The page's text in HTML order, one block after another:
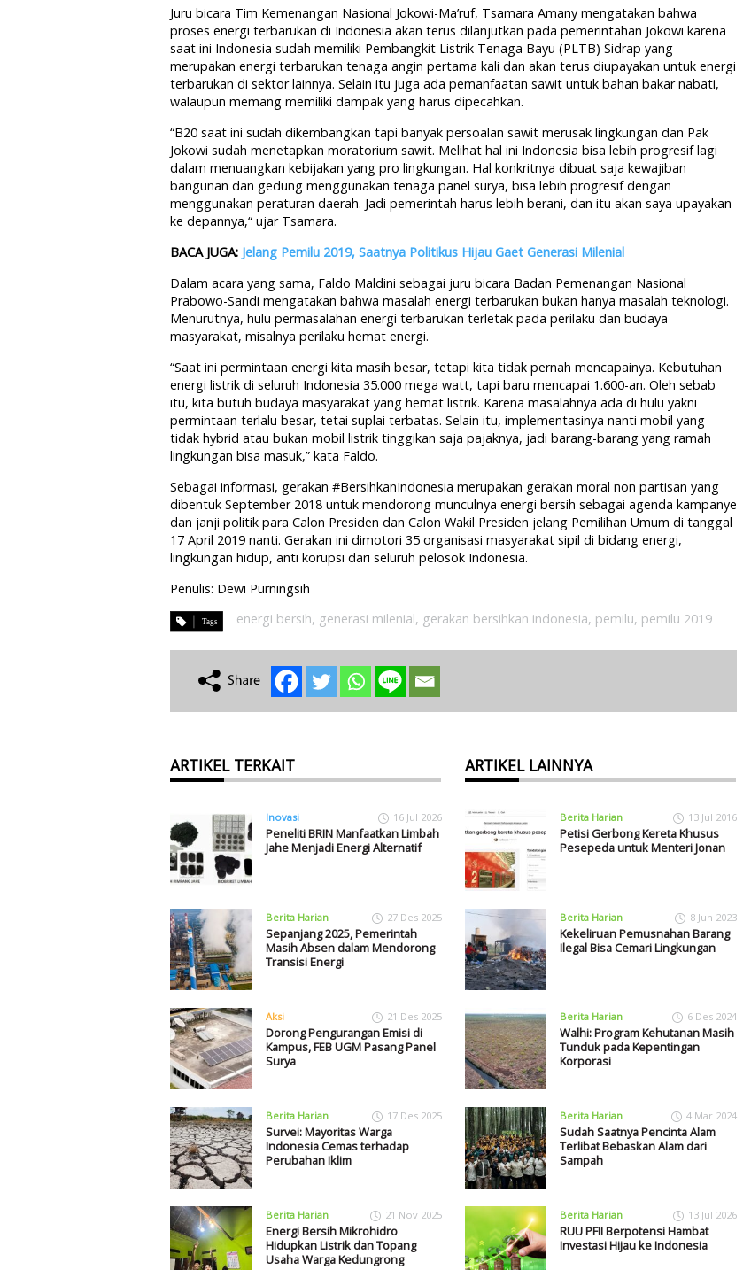
Juru bicara Tim Kemenangan Nasional Jokowi-Ma’ruf, Tsamara Amany mengatakan bahwa
proses energi terbarukan di Indonesia akan terus dilanjutkan pada pemerintahan Jokowi karena
saat ini Indonesia sudah memiliki Pembangkit Listrik Tenaga Bayu (PLTB) Sidrap yang
merupakan energi terbarukan tenaga angin pertama kali dan akan terus diupayakan untuk energi
terbarukan di sektor lainnya. Selain itu juga ada pemanfaatan sawit untuk bahan bakar nabati,
walaupun memang memiliki dampak yang harus dipecahkan.
“B20 saat ini sudah dikembangkan tapi banyak persoalan sawit merusak lingkungan dan Pak
Jokowi sudah menetapkan moratorium sawit. Melihat hal ini Indonesia bisa lebih progresif lagi
dalam menuangkan kebijakan yang pro lingkungan. Hal konkritnya dibuat saja kewajiban
bangunan dan gedung menggunakan tenaga panel surya, bisa lebih progresif dengan
menggunakan peraturan daerah. Jadi pemerintah harus lebih berani, dan itu akan saya upayakan
ke depannya,“ ujar Tsamara.
BACA JUGA: Jelang Pemilu 2019, Saatnya Politikus Hijau Gaet Generasi Milenial
Dalam acara yang sama, Faldo Maldini sebagai juru bicara Badan Pemenangan Nasional
Prabowo-Sandi mengatakan bahwa masalah energi terbarukan bukan hanya masalah teknologi.
Menurutnya, hulu permasalahan energi terbarukan terletak pada perilaku dan budaya
masyarakat, misalnya perilaku hemat energi.
“Saat ini permintaan energi kita masih besar, tetapi kita tidak pernah mencapainya. Kebutuhan
energi listrik di seluruh Indonesia 35.000 mega watt, tapi baru mencapai 1.600-an. Oleh sebab
itu, kita butuh budaya masyarakat yang hemat listrik. Karena masalahnya ada di hulu yakni
permintaan terlalu besar, tetai suplai terbatas. Selain itu, implementasinya nanti mobil yang
tidak hybrid atau bukan mobil listrik tinggikan saja pajaknya, jadi barang-barang yang ramah
lingkungan bisa masuk,” kata Faldo.
Sebagai informasi, gerakan #BersihkanIndonesia merupakan gerakan moral non partisan yang
dibentuk September 2018 untuk mendorong munculnya energi bersih sebagai agenda kampanye
dan janji politik para Calon Presiden dan Calon Wakil Presiden jelang Pemilihan Umum di tanggal
17 April 2019 nanti. Gerakan ini dimotori 35 organisasi masyarakat sipil di bidang energi,
lingkungan hidup, anti korupsi dari seluruh pelosok Indonesia.
Penulis: Dewi Purningsih
energi bersih, generasi milenial, gerakan bersihkan indonesia, pemilu, pemilu 2019
ARTIKEL TERKAIT
Inovasi 16 Jul 2026
Peneliti BRIN Manfaatkan Limbah
Jahe Menjadi Energi Alternatif
Berita Harian 27 Des 2025
Sepanjang 2025, Pemerintah
Masih Absen dalam Mendorong
Transisi Energi
Aksi 21 Des 2025
Dorong Pengurangan Emisi di
Kampus, FEB UGM Pasang Panel
Surya
Berita Harian 17 Des 2025
Survei: Mayoritas Warga
Indonesia Cemas terhadap
Perubahan Iklim
Berita Harian 21 Nov 2025
Energi Bersih Mikrohidro
Hidupkan Listrik dan Topang
Usaha Warga Kedungrong
ARTIKEL LAINNYA
Berita Harian 13 Jul 2016
Petisi Gerbong Kereta Khusus
Pesepeda untuk Menteri Jonan
Berita Harian 8 Jun 2023
Kekeliruan Pemusnahan Barang
Ilegal Bisa Cemari Lingkungan
Berita Harian 6 Des 2024
Walhi: Program Kehutanan Masih
Tunduk pada Kepentingan
Korporasi
Berita Harian 4 Mar 2024
Sudah Saatnya Pencinta Alam
Terlibat Bebaskan Alam dari
Sampah
Berita Harian 13 Jul 2026
RUU PFII Berpotensi Hambat
Investasi Hijau ke Indonesia